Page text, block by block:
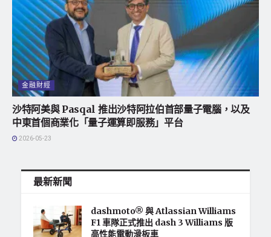
金融財經
沙特阿美與 Pasqal 推出沙特阿拉伯首部量子電腦，以及
中東首個商業化「量子運算即服務」平台
2026-05-23
最新新聞
dashmoto® 與 Atlassian Williams
F1 車隊正式推出 dash 3 Williams 版
高性能電動滑板車